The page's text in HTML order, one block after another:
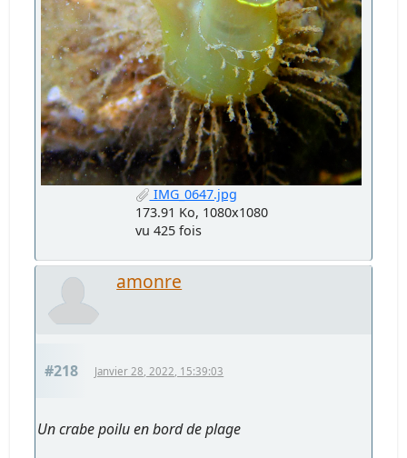
IMG_0647.jpg
173.91 Ko, 1080x1080
vu 425 fois
amonre
#218 Janvier 28, 2022, 15:39:03
Un crabe poilu en bord de plage